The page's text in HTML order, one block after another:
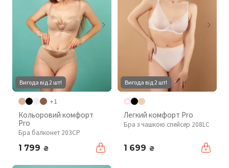
Вигода від 2 шт!
+1
Кольоровий комфорт
Pro
Бра балконет 203CP
1 799 ₴
Вигода від 2 шт!
Легкий комфорт Pro
Бра з чашкою спейсер 208LC
1 699 ₴